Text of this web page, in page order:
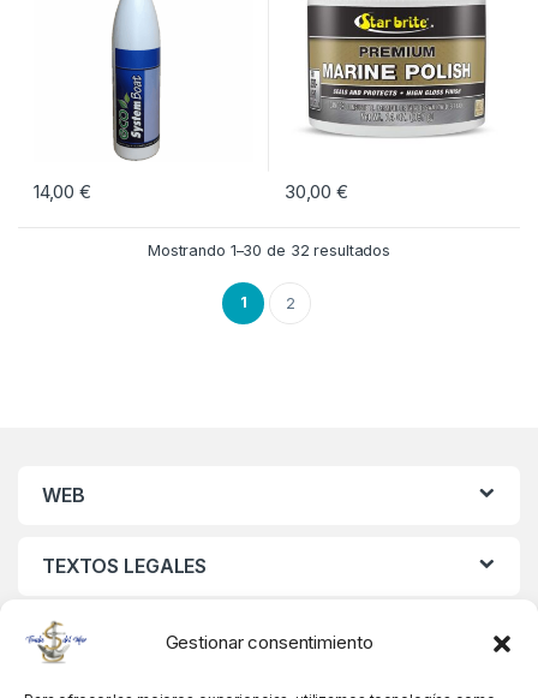
Gestionar consentimiento
14,00€ 30,00€
Mostrando 1–30 de 32 resultados
1 2
WEB
TEXTOS LEGALES
MIS DATOS